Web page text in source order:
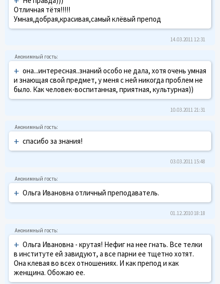
Отличная тётя!!!!!
Умная,добрая,красивая,самый клёвый препод
14.03.2011 12:31
+ она...интересная..знаний особо не дала, хотя очень умная
и знающая свой предмет, у меня с ней никогда проблем не
было. Как человек-воспитанная, приятная, культурная))
10.03.2011 21:31
+ спасибо за знания!
03.03.2011 15:48
+ Ольга Ивановна отличный преподаватель.
01.12.2010 18:18
+ Ольга Ивановна - крутая! Нефиг на нее гнать. Все телки
в институте ей завидуют, а все парни ее тщетно хотят.
Она клевая во всех отношениях. И как препод и как
женщина. Обожаю ее.